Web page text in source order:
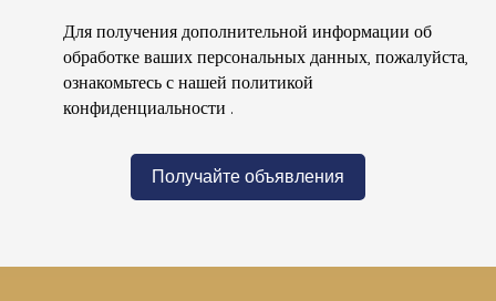
Для получения дополнительной информации об
обработке ваших персональных данных, пожалуйста,
ознакомьтесь с нашей политикой
конфиденциальности .
Получайте объявления